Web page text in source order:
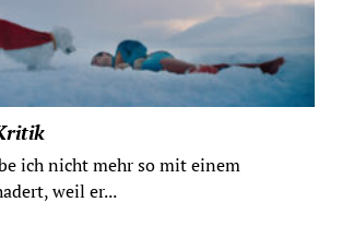
ich nicht mehr so mit einem
weil er...